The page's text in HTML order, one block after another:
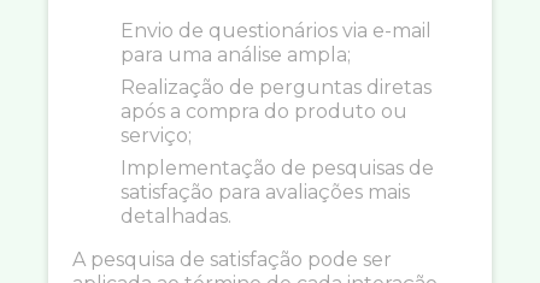
Envio de questionários via e-mail
para uma análise ampla;
Realização de perguntas diretas
após a compra do produto ou
serviço;
Implementação de pesquisas de
satisfação para avaliações mais
detalhadas.
A pesquisa de satisfação pode ser